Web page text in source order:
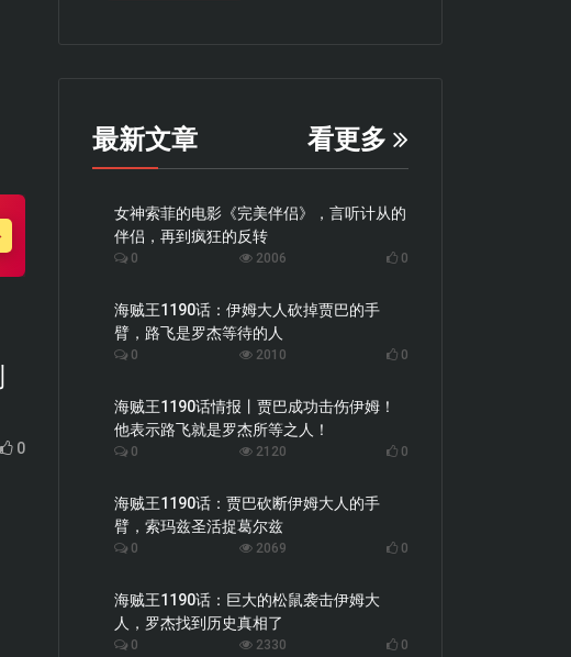
0
最新文章 看更多
女神索菲的电影《完美伴侣》，言听计从的
伴侣，再到疯狂的反转
0 2006 0
海贼王1190话：伊姆大人砍掉贾巴的手
臂，路飞是罗杰等待的人
0 2010 0
海贼王1190话情报丨贾巴成功击伤伊姆！
他表示路飞就是罗杰所等之人！
0 2120 0
海贼王1190话：贾巴砍断伊姆大人的手
臂，索玛兹圣活捉葛尔兹
0 2069 0
海贼王1190话：巨大的松鼠袭击伊姆大
人，罗杰找到历史真相了
0 2330 0